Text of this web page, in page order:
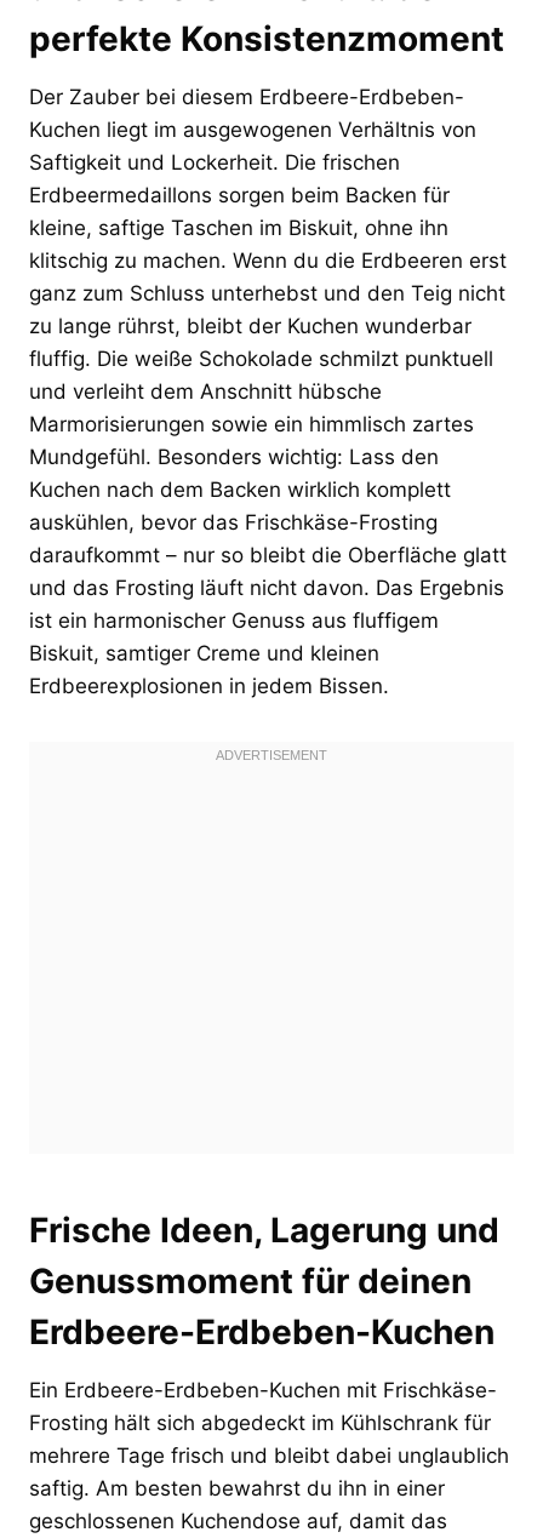
perfekte Konsistenzmoment
Der Zauber bei diesem Erdbeere-Erdbeben-
Kuchen liegt im ausgewogenen Verhältnis von
Saftigkeit und Lockerheit. Die frischen
Erdbeermedaillons sorgen beim Backen für
kleine, saftige Taschen im Biskuit, ohne ihn
klitschig zu machen. Wenn du die Erdbeeren erst
ganz zum Schluss unterhebst und den Teig nicht
zu lange rührst, bleibt der Kuchen wunderbar
fluffig. Die weiße Schokolade schmilzt punktuell
und verleiht dem Anschnitt hübsche
Marmorisierungen sowie ein himmlisch zartes
Mundgefühl. Besonders wichtig: Lass den
Kuchen nach dem Backen wirklich komplett
auskühlen, bevor das Frischkäse-Frosting
daraufkommt – nur so bleibt die Oberfläche glatt
und das Frosting läuft nicht davon. Das Ergebnis
ist ein harmonischer Genuss aus fluffigem
Biskuit, samtiger Creme und kleinen
Erdbeerexplosionen in jedem Bissen.
Frische Ideen, Lagerung und
Genussmoment für deinen
Erdbeere-Erdbeben-Kuchen
Ein Erdbeere-Erdbeben-Kuchen mit Frischkäse-
Frosting hält sich abgedeckt im Kühlschrank für
mehrere Tage frisch und bleibt dabei unglaublich
saftig. Am besten bewahrst du ihn in einer
geschlossenen Kuchendose auf, damit das